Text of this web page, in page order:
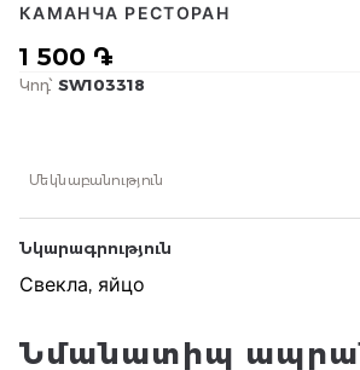
1 500 ֏
КАМАНЧА РЕСТОРАН
Կոդ՝ SW103318
Մեկնաբանություն
Նկարագրություն
Свекла, яйцо
Նմանատիպ